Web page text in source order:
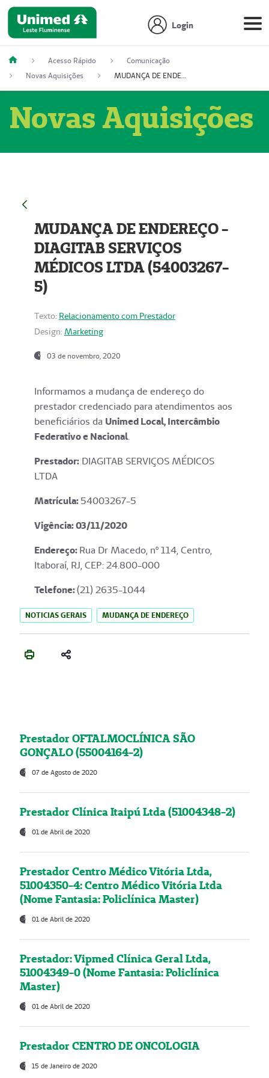
Login
Acesso Rápido
Comunicação
Novas Aquisições
MUDANÇA DE ENDEREÇO - DIAGITAB SERVIÇOS MÉDICOS LTDA (54003267-5)
Novas Aquisições
MUDANÇA DE ENDEREÇO -
DIAGITAB SERVIÇOS
MÉDICOS LTDA (54003267-
5)
Texto: Relacionamento com Prestador
Design: Marketing
03 de novembro, 2020
Informamos a mudança de endereço do
prestador credenciado para atendimentos aos
beneficiários da Unimed Local, Intercâmbio
Federativo e Nacional.
Prestador: DIAGITAB SERVIÇOS MÉDICOS
LTDA
Matrícula:54003267-5
Vigência: 03/11/2020
Endereço:Rua Dr Macedo, nº 114, Centro,
Itaboraí, RJ, CEP: 24.800-000
Telefone:(21) 2635-1044
NOTICIAS GERAIS MUDANÇA DE ENDEREÇO
Prestador OFTALMOCLÍNICA SÃO
GONÇALO (55004164-2)
07 de Agosto de 2020
Prestador Clínica Itaipú Ltda (51004348-2)
01 de Abril de 2020
Prestador Centro Médico Vitória Ltda,
51004350-4: Centro Médico Vitória Ltda
(Nome Fantasia: Policlínica Master)
01 de Abril de 2020
Prestador: Vipmed Clínica Geral Ltda,
51004349-0 (Nome Fantasia: Policlínica
Master)
01 de Abril de 2020
Prestador CENTRO DE ONCOLOGIA
15 de Janeiro de 2020